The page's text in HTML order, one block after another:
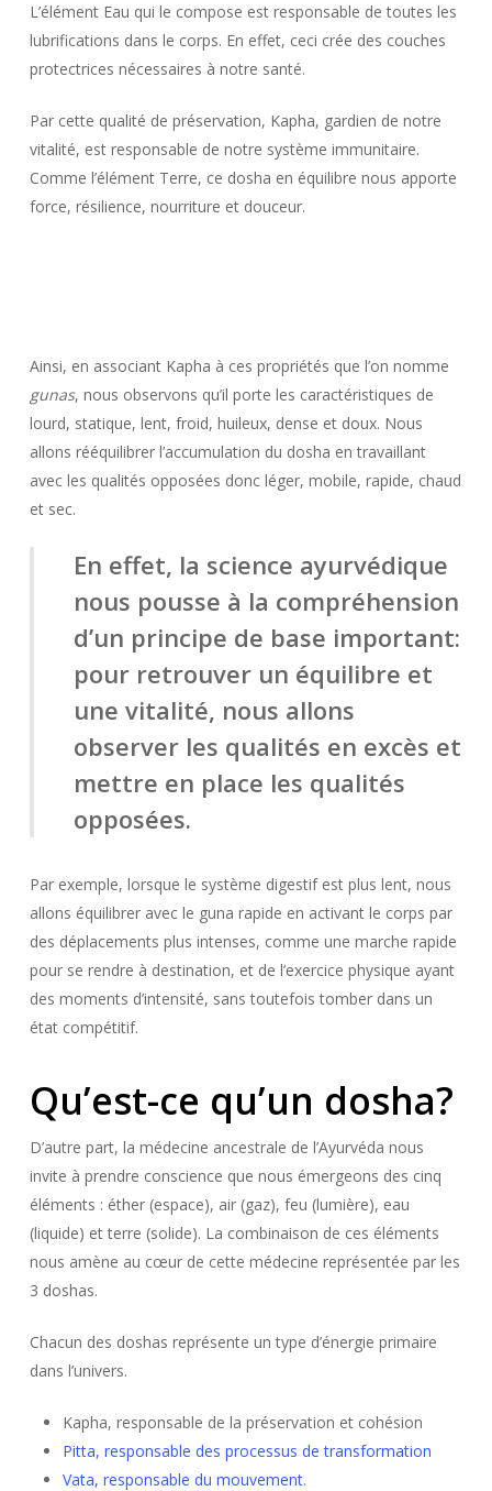
L’élément Eau qui le compose est responsable de toutes les
lubrifications dans le corps. En effet, ceci crée des couches
protectrices nécessaires à notre santé.
Par cette qualité de préservation, Kapha, gardien de notre
vitalité, est responsable de notre système immunitaire.
Comme l’élément Terre, ce dosha en équilibre nous apporte
force, résilience, nourriture et douceur.
Ainsi, en associant Kapha à ces propriétés que l’on nomme
gunas, nous observons qu’il porte les caractéristiques de
lourd, statique, lent, froid, huileux, dense et doux. Nous
allons rééquilibrer l’accumulation du dosha en travaillant
avec les qualités opposées donc léger, mobile, rapide, chaud
et sec.
En effet, la science ayurvédique
nous pousse à la compréhension
d’un principe de base important:
pour retrouver un équilibre et
une vitalité, nous allons
observer les qualités en excès et
mettre en place les qualités
opposées.
Par exemple, lorsque le système digestif est plus lent, nous
allons équilibrer avec le guna rapide en activant le corps par
des déplacements plus intenses, comme une marche rapide
pour se rendre à destination, et de l’exercice physique ayant
des moments d’intensité, sans toutefois tomber dans un
état compétitif.
Qu’est-ce qu’un dosha?
D’autre part, la médecine ancestrale de l’Ayurvéda nous
invite à prendre conscience que nous émergeons des cinq
éléments : éther (espace), air (gaz), feu (lumière), eau
(liquide) et terre (solide). La combinaison de ces éléments
nous amène au cœur de cette médecine représentée par les
3 doshas.
Chacun des doshas représente un type d’énergie primaire
dans l’univers.
Kapha, responsable de la préservation et cohésion
Pitta, responsable des processus de transformation
Vata, responsable du mouvement.